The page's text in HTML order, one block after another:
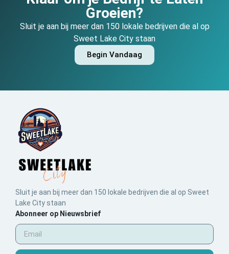
Groeien?
Sluit je aan bij meer dan 150 lokale bedrijven die al op
Sweet Lake City staan
Begin Vandaag
Sluit je aan bij meer dan 150 lokale bedrijven die al op Sweet
Lake City staan
Abonneer op Nieuwsbrief